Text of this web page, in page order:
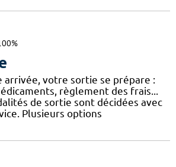
arrivée, votre sortie se prépare :
règlement des frais...
de sortie sont décidées avec
Plusieurs options